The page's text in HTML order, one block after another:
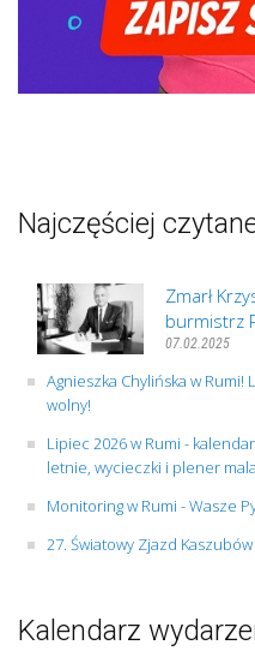
Najczęściej
Zmarł
burmistrz
07.02.2025
Agnieszka Chylińska w
wolny!
Lipiec 2026 w Rumi -
letnie, wycieczki i plener
Monitoring w Rumi - Wasze
27. Światowy Zjazd
Kalendarz